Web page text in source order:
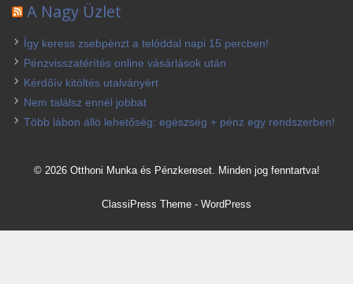
A Nagy Üzlet
Így keress zsebpénzt a telóddal napi 15 percben!
Pénzvisszatérítés online vásárlások után
Kérdőív kitöltés utalványért
Nem találsz ennél jobbat
Több lábon álló lehetőség: egészség + pénz egy rendszerben!
© 2026 Otthoni Munka és Pénzkereset. Minden jog fenntartva!
ClassiPress Theme - WordPress